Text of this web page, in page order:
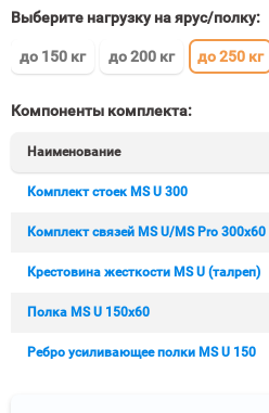
Выберите нагрузку на ярус/полку:
до 150 кг до 200 кг до 250 кг
Компоненты комплекта:
Наименование
Комплект стоек MS U 300
Комплект связей MS U/MS Pro 300x60
Крестовина жесткости MS U (талреп)
Полка MS U 150х60
Ребро усиливающее полки MS U 150